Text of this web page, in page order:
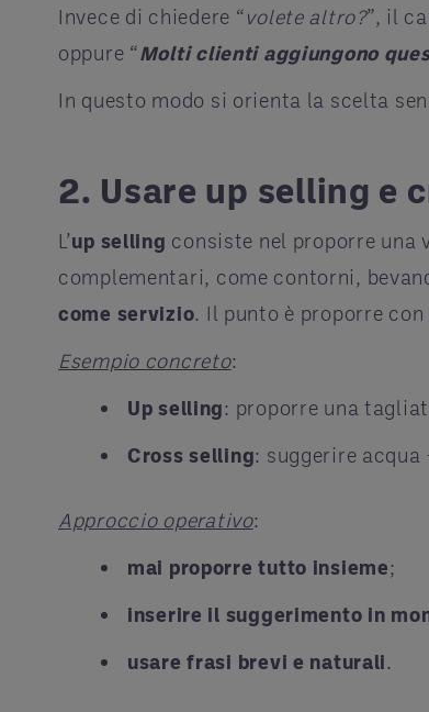
Invece di chiedere “volete altro?”, il
oppure “Molti clienti aggiungono
In questo modo si orienta la scelta
2. Usare up selling e
L’up selling consiste nel proporre una
complementari, come contorni,
come servizio. Il punto è proporre
Esempio concreto:
Up selling: proporre una
Cross selling: suggerire acqua
Approccio operativo:
mai proporre tutto insieme;
inserire il suggerimento in
usare frasi brevi e naturali.